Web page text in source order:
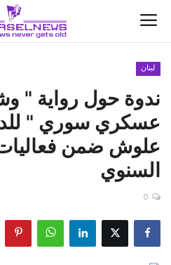
الأخبار
كتّابنا
السعودية
اقتصاد
علوم وتكنولوجيا
لبنان
ندوة حول رواية "
عسكري سوري "
علوش ضمن
السنوي
0